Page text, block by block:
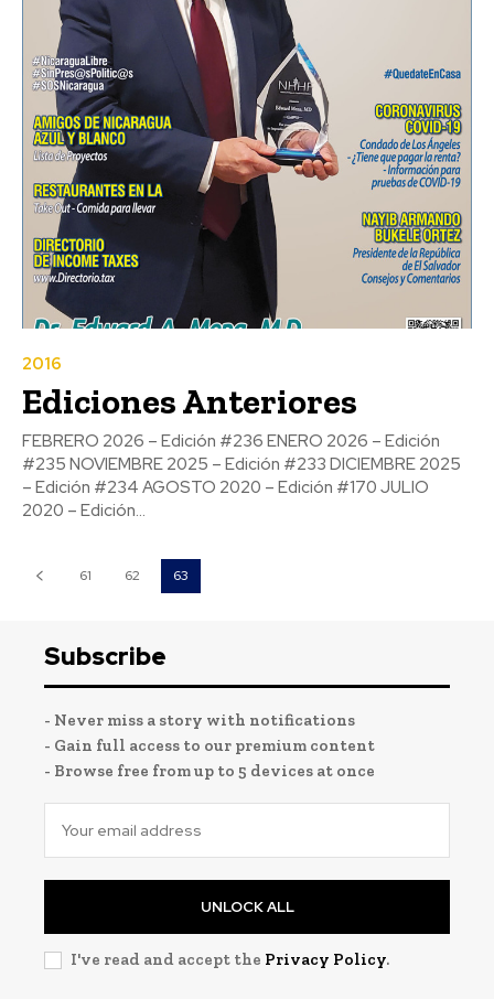
2016
Ediciones Anteriores
FEBRERO 2026 – Edición #236 ENERO 2026 – Edición
#235 NOVIEMBRE 2025 – Edición #233 DICIEMBRE 2025
– Edición #234 AGOSTO 2020 – Edición #170 JULIO
2020 – Edición...
61 62 63
Subscribe
- Never miss a story with notifications
- Gain full access to our premium content
- Browse free from up to 5 devices at once
UNLOCK ALL
I've read and accept the Privacy Policy.